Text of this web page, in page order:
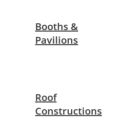
Booths &
Pavilions
Roof
Constructions